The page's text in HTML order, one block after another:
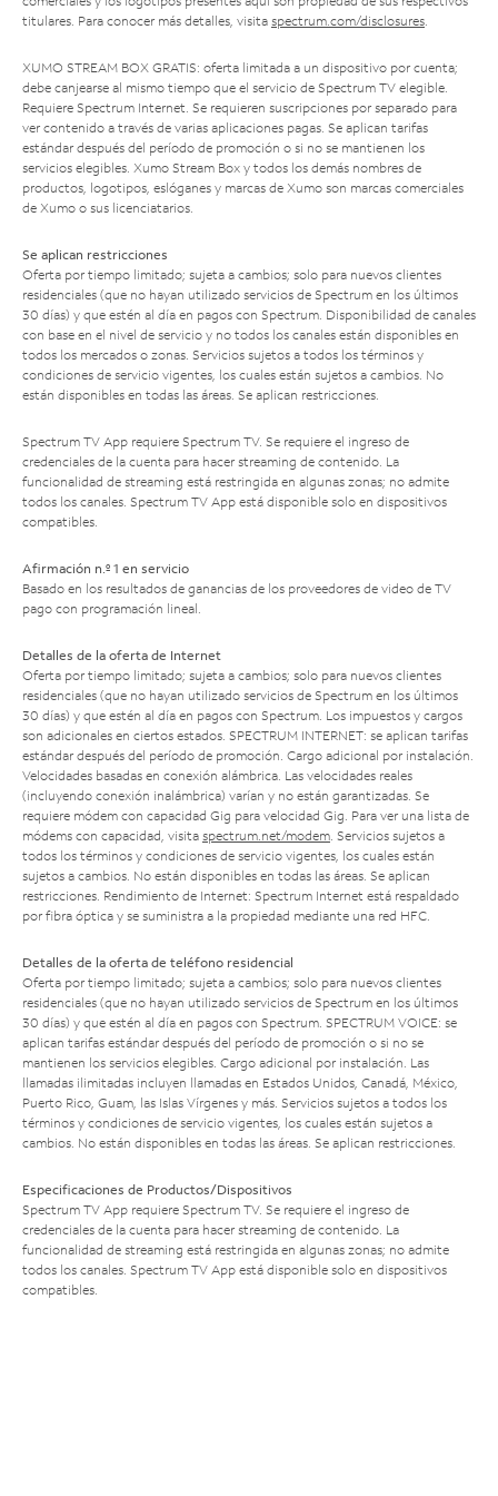
titulares. Para conocer más detalles, visita spectrum.com/disclosures.
XUMO STREAM BOX GRATIS: oferta limitada a un dispositivo por cuenta;
debe canjearse al mismo tiempo que el servicio de Spectrum TV elegible.
Requiere Spectrum Internet. Se requieren suscripciones por separado para
ver contenido a través de varias aplicaciones pagas. Se aplican tarifas
estándar después del período de promoción o si no se mantienen los
servicios elegibles. Xumo Stream Box y todos los demás nombres de
productos, logotipos, eslóganes y marcas de Xumo son marcas comerciales
de Xumo o sus licenciatarios.
Se aplican restricciones
Oferta por tiempo limitado; sujeta a cambios; solo para nuevos clientes
residenciales (que no hayan utilizado servicios de Spectrum en los últimos
30 días) y que estén al día en pagos con Spectrum. Disponibilidad de canales
con base en el nivel de servicio y no todos los canales están disponibles en
todos los mercados o zonas. Servicios sujetos a todos los términos y
condiciones de servicio vigentes, los cuales están sujetos a cambios. No
están disponibles en todas las áreas. Se aplican restricciones.
Spectrum TV App requiere Spectrum TV. Se requiere el ingreso de
credenciales de la cuenta para hacer streaming de contenido. La
funcionalidad de streaming está restringida en algunas zonas; no admite
todos los canales. Spectrum TV App está disponible solo en dispositivos
compatibles.
Afirmación n.º 1 en servicio
Basado en los resultados de ganancias de los proveedores de video de TV
pago con programación lineal.
Detalles de la oferta de Internet
Oferta por tiempo limitado; sujeta a cambios; solo para nuevos clientes
residenciales (que no hayan utilizado servicios de Spectrum en los últimos
30 días) y que estén al día en pagos con Spectrum. Los impuestos y cargos
son adicionales en ciertos estados. SPECTRUM INTERNET: se aplican tarifas
estándar después del período de promoción. Cargo adicional por instalación.
Velocidades basadas en conexión alámbrica. Las velocidades reales
(incluyendo conexión inalámbrica) varían y no están garantizadas. Se
requiere módem con capacidad Gig para velocidad Gig. Para ver una lista de
módems con capacidad, visita spectrum.net/modem. Servicios sujetos a
todos los términos y condiciones de servicio vigentes, los cuales están
sujetos a cambios. No están disponibles en todas las áreas. Se aplican
restricciones. Rendimiento de Internet: Spectrum Internet está respaldado
por fibra óptica y se suministra a la propiedad mediante una red HFC.
Detalles de la oferta de teléfono residencial
Oferta por tiempo limitado; sujeta a cambios; solo para nuevos clientes
residenciales (que no hayan utilizado servicios de Spectrum en los últimos
30 días) y que estén al día en pagos con Spectrum. SPECTRUM VOICE: se
aplican tarifas estándar después del período de promoción o si no se
mantienen los servicios elegibles. Cargo adicional por instalación. Las
llamadas ilimitadas incluyen llamadas en Estados Unidos, Canadá, México,
Puerto Rico, Guam, las Islas Vírgenes y más. Servicios sujetos a todos los
términos y condiciones de servicio vigentes, los cuales están sujetos a
cambios. No están disponibles en todas las áreas. Se aplican restricciones.
Especificaciones de Productos/Dispositivos
Spectrum TV App requiere Spectrum TV. Se requiere el ingreso de
credenciales de la cuenta para hacer streaming de contenido. La
funcionalidad de streaming está restringida en algunas zonas; no admite
todos los canales. Spectrum TV App está disponible solo en dispositivos
compatibles.